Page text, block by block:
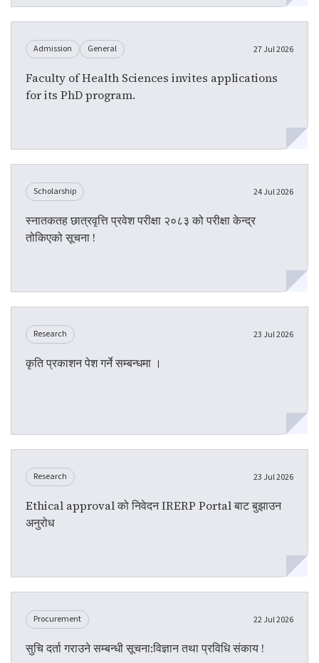
Admission General 27 Jul 2026
Faculty of Health Sciences invites applications
for its PhD program.
Scholarship 24 Jul 2026
स्नातकतह छात्रवृत्ति प्रवेश परीक्षा २०८३ को परीक्षा केन्द्र
तोकिएको सूचना !
Research 23 Jul 2026
कृति प्रकाशन पेश गर्ने सम्बन्धमा ।
Research 23 Jul 2026
Ethical approval को निवेदन IRERP Portal बाट बुझाउन
अनुरोध
Procurement 22 Jul 2026
सुचि दर्ता गराउने सम्बन्धी सूचना:विज्ञान तथा प्रविधि संकाय !